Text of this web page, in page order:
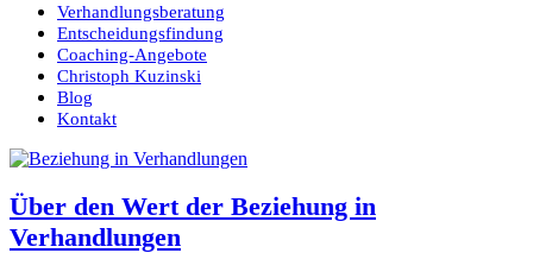
Verhandlungsberatung
Entscheidungsfindung
Coaching-Angebote
Christoph Kuzinski
Blog
Kontakt
Über den Wert der Beziehung in
Verhandlungen